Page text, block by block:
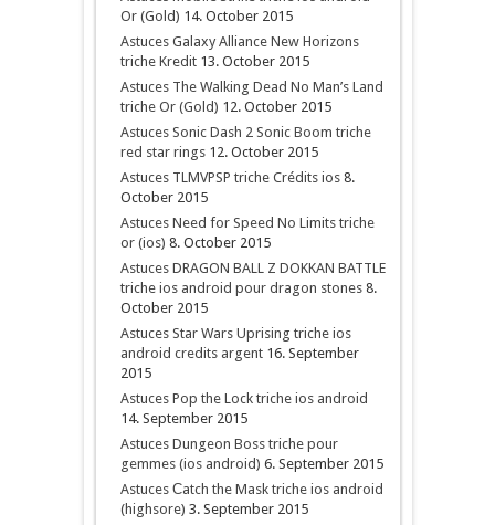
Or (Gold) 14. October 2015
Astuces Galaxy Alliance New Horizons
triche Kredit 13. October 2015
Astuces The Walking Dead No Man’s Land
triche Or (Gold) 12. October 2015
Astuces Sonic Dash 2 Sonic Boom triche
red star rings 12. October 2015
Astuces TLMVPSP triche Crédits ios 8.
October 2015
Astuces Need for Speed No Limits triche
or (ios) 8. October 2015
Astuces DRAGON BALL Z DOKKAN BATTLE
triche ios android pour dragon stones 8.
October 2015
Astuces Star Wars Uprising triche ios
android credits argent 16. September
2015
Astuces Pop the Lock triche ios android
14. September 2015
Astuces Dungeon Boss triche pour
gemmes (ios android) 6. September 2015
Astuces Сatch the Mask triche ios android
(highsore) 3. September 2015